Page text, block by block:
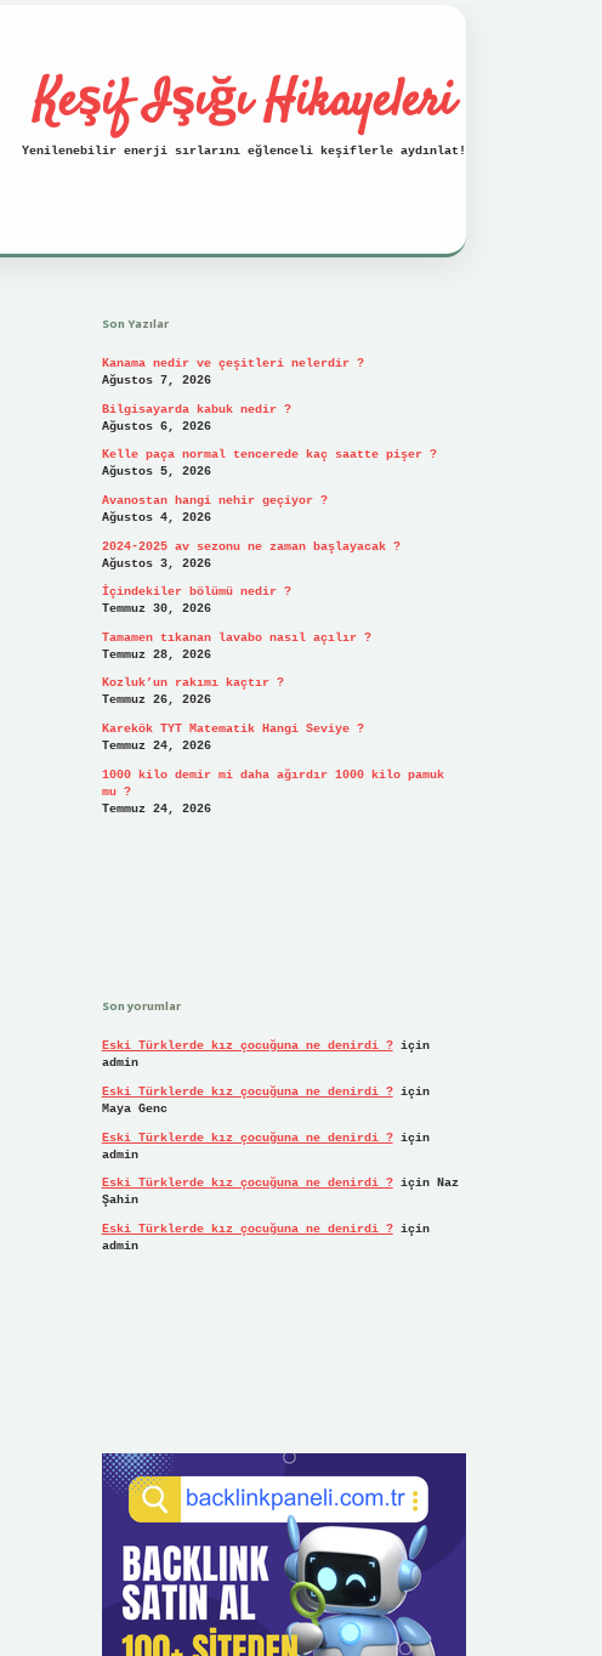
Keşif Işığı Hikayeleri
Yenilenebilir enerji sırlarını eğlenceli keşiflerle aydınlat!
Son Yazılar
Kanama nedir ve çeşitleri nelerdir ?
Ağustos 7, 2026
Bilgisayarda kabuk nedir ?
Ağustos 6, 2026
Kelle paça normal tencerede kaç saatte pişer ?
Ağustos 5, 2026
Avanostan hangi nehir geçiyor ?
Ağustos 4, 2026
2024-2025 av sezonu ne zaman başlayacak ?
Ağustos 3, 2026
İçindekiler bölümü nedir ?
Temmuz 30, 2026
Tamamen tıkanan lavabo nasıl açılır ?
Temmuz 28, 2026
Kozluk’un rakımı kaçtır ?
Temmuz 26, 2026
Karekök TYT Matematik Hangi Seviye ?
Temmuz 24, 2026
1000 kilo demir mi daha ağırdır 1000 kilo pamuk
mu ?
Temmuz 24, 2026
Son yorumlar
Eski Türklerde kız çocuğuna ne denirdi ?için
admin
Eski Türklerde kız çocuğuna ne denirdi ?için
Maya Genc
Eski Türklerde kız çocuğuna ne denirdi ?için
admin
Eski Türklerde kız çocuğuna ne denirdi ?için Naz
Şahin
Eski Türklerde kız çocuğuna ne denirdi ?için
admin